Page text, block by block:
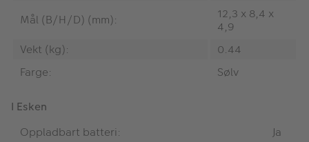
Mål (B/H/D) (mm):
12,3 x 8,4 x
4,9
Vekt (kg):
0.44
Farge:
Sølv
I Esken
Oppladbart batteri:
Ja